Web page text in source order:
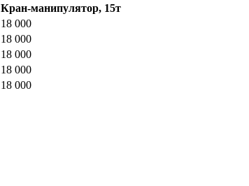
Кран-манипулятор, 15т
18 000
18 000
18 000
18 000
18 000